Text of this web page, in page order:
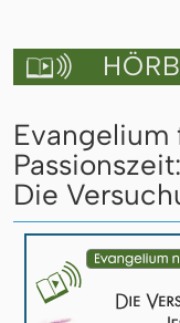

Evangelium
Passionszeit:
Die